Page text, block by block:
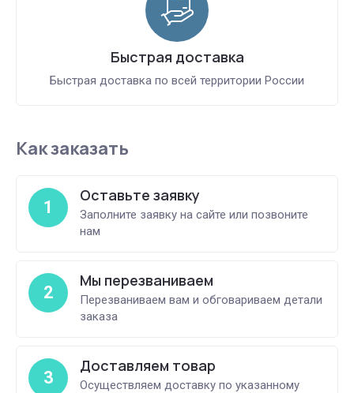
Быстрая доставка
Быстрая доставка по всей территории России
Как заказать
1
Оставьте заявку
Заполните заявку на сайте или позвоните
нам
2
Мы перезваниваем
Перезваниваем вам и обговариваем детали
заказа
3
Доставляем товар
Осуществляем доставку по указанному